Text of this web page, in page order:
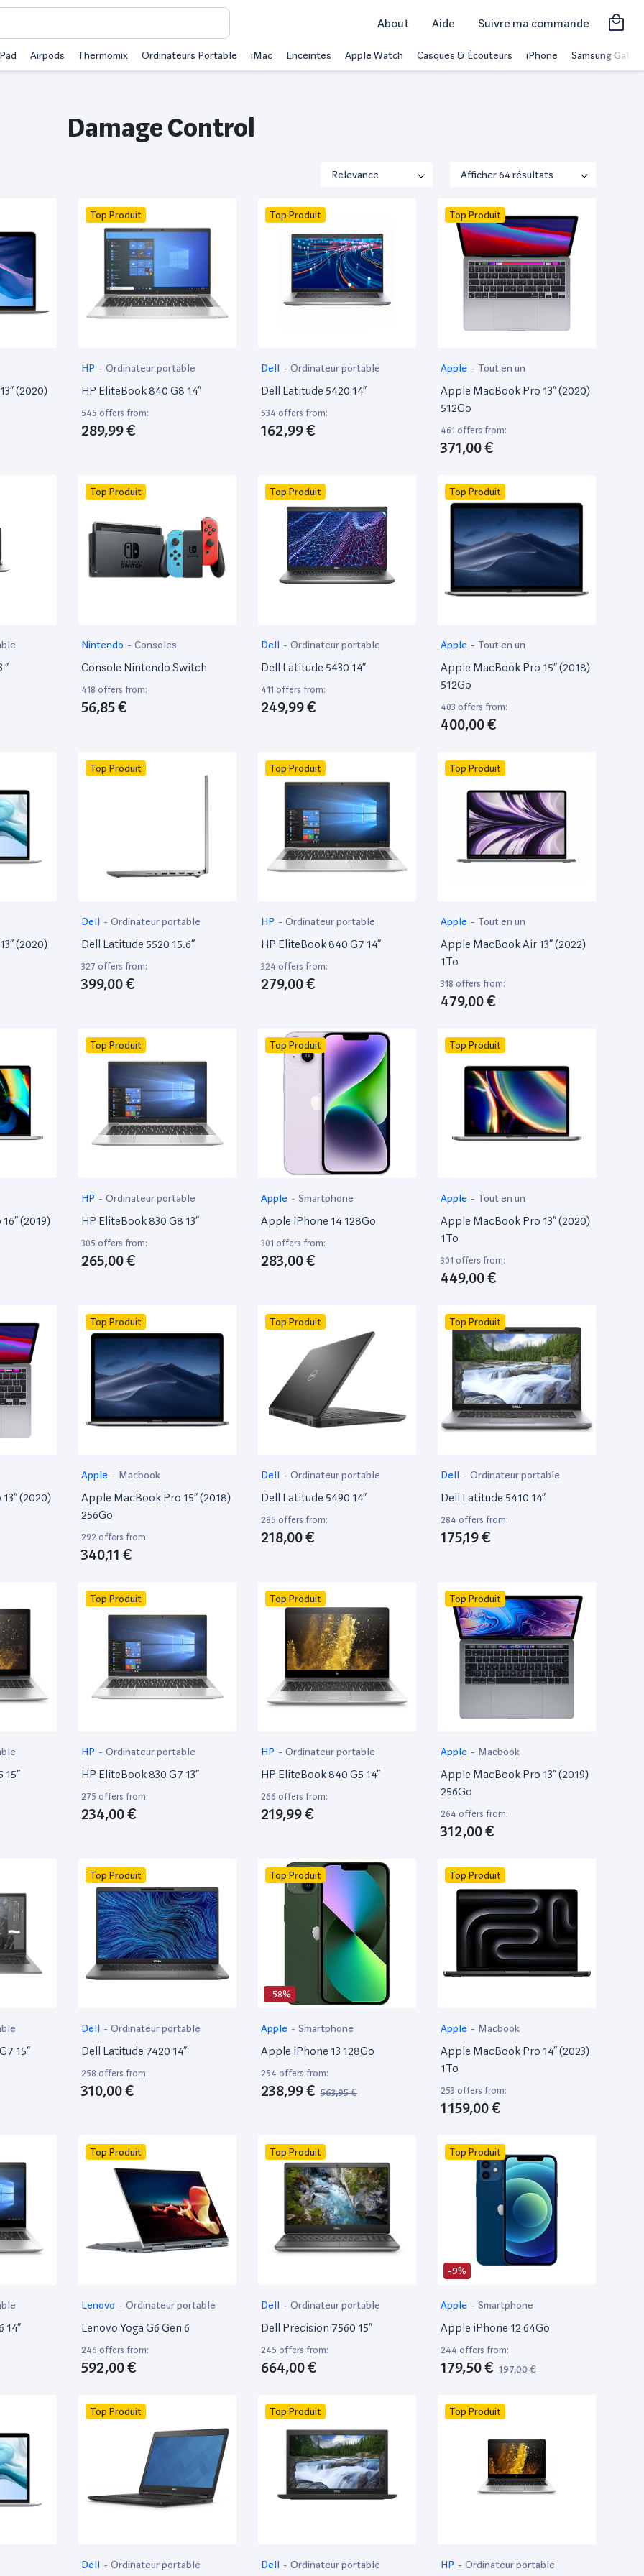
About Aide Suivre ma commande
Airpods Thermomix Ordinateurs Portable iMac Enceintes Apple Watch Casques & Écouteurs iPhone Samsung Galaxy
Damage Control
(2020)
Top Produit
HP - Ordinateur portable
HP EliteBook 840 G8 14”
545 offers from:
289,99 €
Top Produit
Dell - Ordinateur portable
Dell Latitude 5420 14”
534 offers from:
162,99 €
Top Produit
Apple - Tout en un
Apple MacBook Pro 13” (2020)
512Go
461 offers from:
371,00 €
”
Top Produit
Nintendo - Consoles
Console Nintendo Switch
418 offers from:
56,85 €
Top Produit
Dell - Ordinateur portable
Dell Latitude 5430 14”
411 offers from:
249,99 €
Top Produit
Apple - Tout en un
Apple MacBook Pro 15” (2018)
512Go
403 offers from:
400,00 €
(2020)
Top Produit
Dell - Ordinateur portable
Dell Latitude 5520 15.6”
327 offers from:
399,00 €
Top Produit
HP - Ordinateur portable
HP EliteBook 840 G7 14”
324 offers from:
279,00 €
Top Produit
Apple - Tout en un
Apple MacBook Air 13” (2022)
1To
318 offers from:
479,00 €
(2019)
Top Produit
HP - Ordinateur portable
HP EliteBook 830 G8 13”
305 offers from:
265,00 €
Top Produit
Apple - Smartphone
Apple iPhone 14 128Go
301 offers from:
283,00 €
Top Produit
Apple - Tout en un
Apple MacBook Pro 13” (2020)
1To
301 offers from:
449,00 €
(2020)
Top Produit
Apple - Macbook
Apple MacBook Pro 15” (2018)
256Go
292 offers from:
340,11 €
Top Produit
Dell - Ordinateur portable
Dell Latitude 5490 14”
285 offers from:
218,00 €
Top Produit
Dell - Ordinateur portable
Dell Latitude 5410 14”
284 offers from:
175,19 €
15”
Top Produit
HP - Ordinateur portable
HP EliteBook 830 G7 13”
275 offers from:
234,00 €
Top Produit
HP - Ordinateur portable
HP EliteBook 840 G5 14”
266 offers from:
219,99 €
Top Produit
Apple - Macbook
Apple MacBook Pro 13” (2019)
256Go
264 offers from:
312,00 €
15”
Top Produit
Dell - Ordinateur portable
Dell Latitude 7420 14”
258 offers from:
310,00 €
-58%
Top Produit
Apple - Smartphone
Apple iPhone 13 128Go
254 offers from:
238,99 € 563,95 €
Top Produit
Apple - Macbook
Apple MacBook Pro 14” (2023)
1To
253 offers from:
1 159,00 €
14”
Top Produit
Lenovo - Ordinateur portable
Lenovo Yoga G6 Gen 6
246 offers from:
592,00 €
Top Produit
Dell - Ordinateur portable
Dell Precision 7560 15”
245 offers from:
664,00 €
-9%
Top Produit
Apple - Smartphone
Apple iPhone 12 64Go
244 offers from:
179,50 € 197,00 €
Top Produit
Dell - Ordinateur portable
Top Produit
Dell - Ordinateur portable
Top Produit
HP - Ordinateur portable